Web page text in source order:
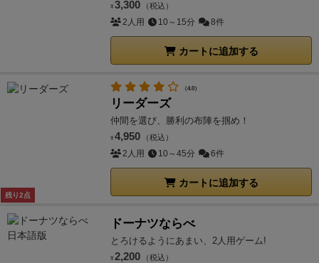
¥ 3,300 （税込）
2人用 10～15分 8件
カートに追加する
残り2点
（4.0）
リーダーズ
仲間を選び、勝利の布陣を掴め！
¥ 4,950 （税込）
2人用 10～45分 6件
カートに追加する
ドーナツならべ
とろけるようにあまい、2人用ゲーム!
¥ 2,200 （税込）